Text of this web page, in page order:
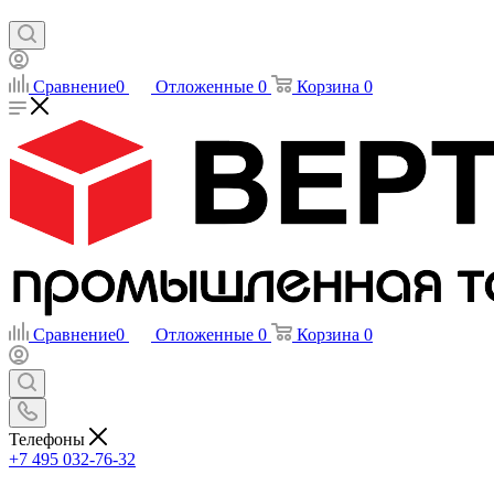
Сравнение0 Отложенные 0 Корзина 0
Сравнение0 Отложенные 0 Корзина 0
Телефоны
+7 495 032-76-32